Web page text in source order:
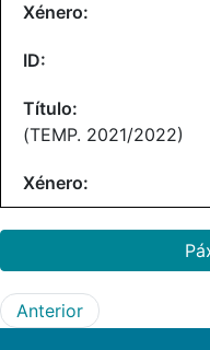
(TEMP. 2021/2022)
Anterior